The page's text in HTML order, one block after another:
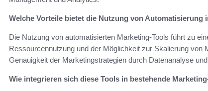
Welche Vorteile bietet die Nutzung von Automatisierung
Die Nutzung von automatisierten Marketing-Tools führt zu
Ressourcennutzung und der Möglichkeit zur Skalierung von
Genauigkeit der Marketingstrategien durch Datenanalyse
Wie integrieren sich diese Tools in bestehende